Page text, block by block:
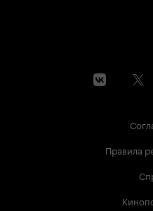
Правила